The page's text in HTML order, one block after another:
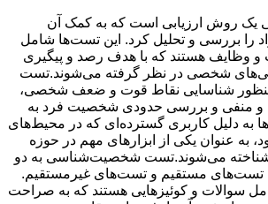
روش ارزیابی است که به کمک آن
را بررسی و تحلیل کرد. این تست‌ها شامل
و وظایف هستند که با هدف رصد و پیگیری
شخصی در نظر گرفته می‌شوند.تست
شناسایی نقاط قوت و ضعف شخصی،
منفی و بررسی حدودی شخصیت فرد به
به دلیل کاربری گسترده‌ای که در محیط‌های
به عنوان یکی از ابزارهای مهم در حوزه
شناخته می‌شوند.تست شخصیت‌شناسی به دو
مستقیم و تست‌های غیرمستقیم.
سوالات و کوئیزهایی هستند که به صراحت